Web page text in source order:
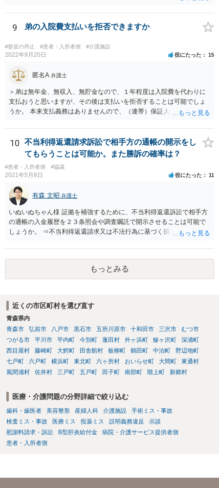
術のミスの「せいで」マスクが外せなくなったこと ④ 仕事を休まな
ければならなくなった「せいで」休業損害が発生したこと ⑤ マスク
を外せなくなった「せいで」経済的に評価できる精神的な損害が発生
したこと 「せいで」と強調した点が，内藤先生のご指摘なさる「相当
因果関係」です。 手術のミスと関係のないことまでは責任追及ができ
しく悪くなってしまったとか， 手術のミスの結果，入院期間が延びて
しまったとかいう事情があれば， 追加請求が可能な余地があります。
ただし，手術代の返金に応じた際に「これ以上金銭の請求はしませ
ん」という趣旨の合意をしてしまっていると， 上記の請求は，基本的
には困難となります。
9 弟の入院費支払いを拒否できますか
#督促の停止 #患者・入所者側 #介護施設
2022年9月20日 役にたった 15
匿名A 弁護士
＞弟は無年金、無収入、無貯金なので、１年程度は入院費を代わりに
支払おうと思いますが、その後は支払いを拒否することは可能でしょ
うか。 本来支払義務はありませんので、（連帯）保証人などにならな
10
不当利得返還請求訴訟で相手方の通帳の開示をし
てもらうことは可能か。また勝訴の確率は？
#患者・入所者側 #協議
2021年5月8日 役にたった 11
有森 文昭 弁護士
いぬいぬちゃん様 証拠を補強するために、不当利得返還訴訟で相手方
の通帳の入金履歴を２３条照会や調査嘱託で開示させることは可能で
しょうか。 ⇒不当利得返還請求又は不法行為に基づく損害賠償請求の
等を行うことは十分考えられます。もっとも、網羅的な探索的調査と
なることを裁判所は忌避しますので、具体的な期間等を特定して行う
必要があります。 不正引き出しと入金の金額と日付がすべて一致して
いた場合勝訴の確率はどのくらいでしょうか。 ⇒誠に恐縮ですが、勝
縮ですが、使途不明金訴訟の場合には、よくて５分５分というところ
です。 なお、仮に裁判で勝ったとしても弟さんに資力がないと具体的
な回収をすることはできませんので、弟さんの財産への事前の仮差押
え等もきちんと検討してくれる弁護士の方にご相談いただくことをお
勧めいたします。
もっとみる
近くの市区町村を選び直す
青森県内
青森市
弘前市 八戸市 黒石市 五所川原市 十和田市 三沢市
むつ市
つがる市
平川市 平内町 今別町 蓬田村 外ヶ浜町 鰺ヶ沢町
深浦町
西目屋村
藤崎町 大鰐町 田舎館村 板柳町 鶴田町 中泊町
野辺地町
七戸町
六戸町 横浜町 東北町 六ヶ所村 おいらせ町 大間町
東通村
風間浦村
佐井村 三戸町 五戸町 田子町 南部町 階上町 新郷村
医療・介護問題の分野詳細で絞り込む
歯科・歯医者 美容整形 産婦人科 介護施設
手術ミス・事故
検査ミス・事故
医療ミス 投薬ミス 説明義務違反
示談
慰謝料請求・訴訟
B型肝炎給付金
病院・介護サービス提供者側
患者・入所者側